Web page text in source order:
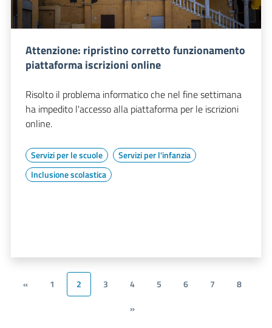
Attenzione: ripristino corretto funzionamento
piattaforma iscrizioni online
Risolto il problema informatico che nel fine settimana
ha impedito l'accesso alla piattaforma per le iscrizioni
online.
Servizi per le scuole
Servizi per l'infanzia
Inclusione scolastica
« 1 2 3 4 5 6 7
8
»